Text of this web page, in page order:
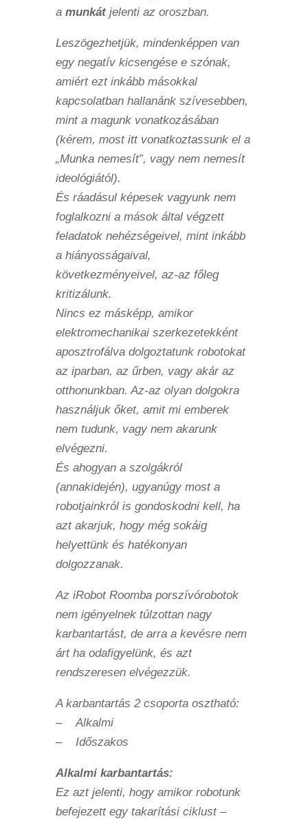
a munkát jelenti az oroszban.
Leszögezhetjük, mindenképpen van
egy negatív kicsengése e szónak,
amiért ezt inkább másokkal
kapcsolatban hallanánk szívesebben,
mint a magunk vonatkozásában
(kérem, most itt vonatkoztassunk el a
„Munka nemesít”, vagy nem nemesít
ideológiától).
És ráadásul képesek vagyunk nem
foglalkozni a mások által végzett
feladatok nehézségeivel, mint inkább
a hiányosságaival,
következményeivel, az-az főleg
kritizálunk.
Nincs ez másképp, amikor
elektromechanikai szerkezetekként
aposztrofálva dolgoztatunk robotokat
az iparban, az űrben, vagy akár az
otthonunkban. Az-az olyan dolgokra
használjuk őket, amit mi emberek
nem tudunk, vagy nem akarunk
elvégezni.
És ahogyan a szolgákról
(annakidején), ugyanúgy most a
robotjainkról is gondoskodni kell, ha
azt akarjuk, hogy még sokáig
helyettünk és hatékonyan
dolgozzanak.
Az iRobot Roomba porszívórobotok
nem igényelnek túlzottan nagy
karbantartást, de arra a kevésre nem
árt ha odafigyelünk, és azt
rendszeresen elvégezzük.
A karbantartás 2 csoporta osztható:
– Alkalmi
– Időszakos
Alkalmi karbantartás:
Ez azt jelenti, hogy amikor robotunk
befejezett egy takarítási ciklust –